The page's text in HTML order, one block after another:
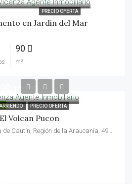
PRECIO OFERTA
en Jardin del Mar
90
m²
PRECIO OFERTA
pesos
Volcan Pucon